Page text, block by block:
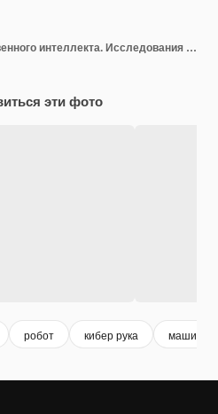
3D-рендеринг искусственного интеллекта. Исследования ИИ в области разработки роботов и киборгов для будущего людей. Разработка технологий цифрового анализа данных и машинного обучения для компьютерного мозга.
эти фото
робот кибер рука